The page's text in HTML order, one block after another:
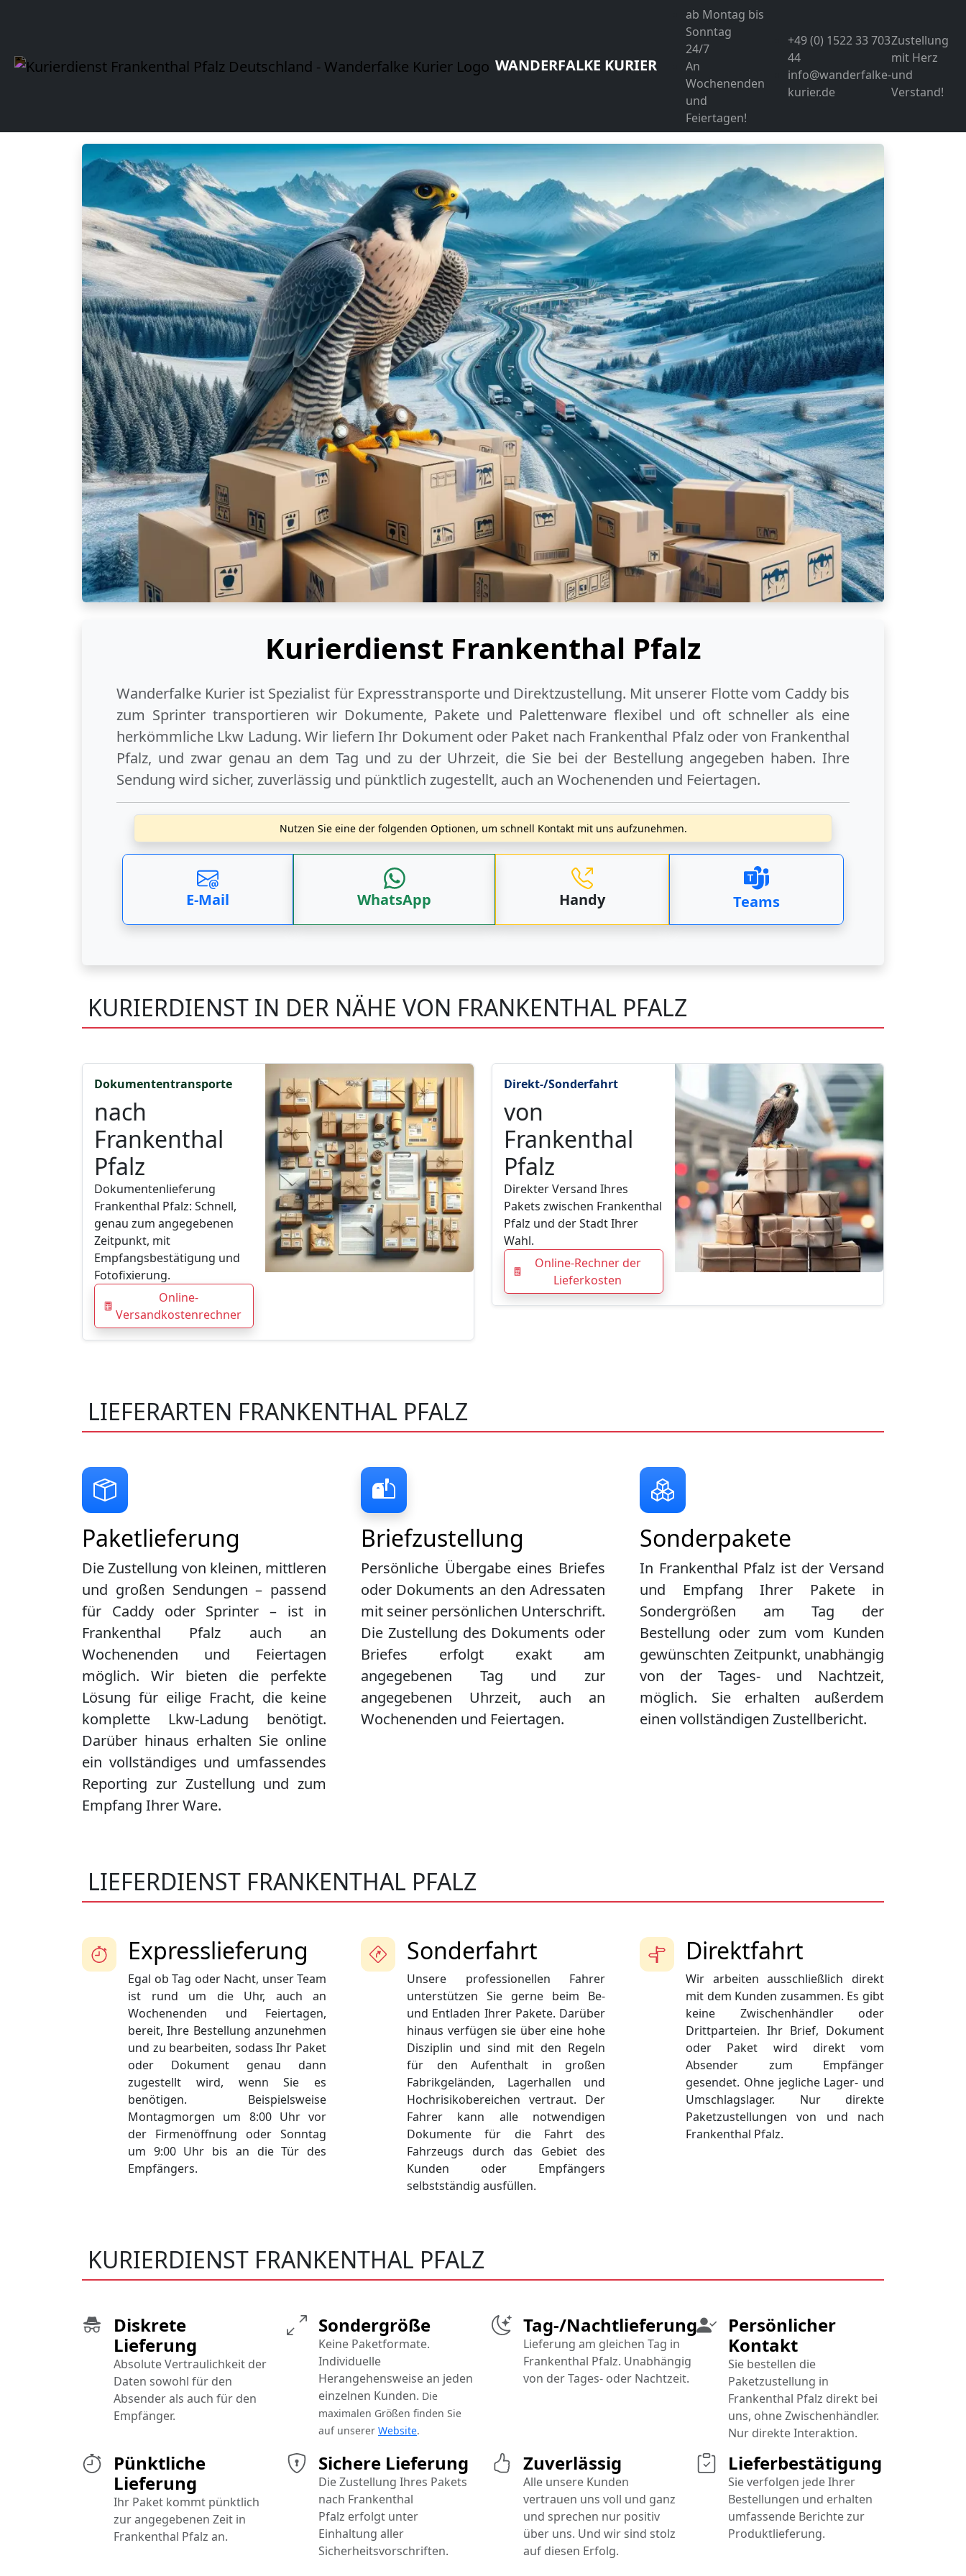
WANDERFALKE KURIER
ab Montag bis
Sonntag
24/7
An
Wochenenden
und
Feiertagen!
+49 (0) 1522 33 703
44
info@wanderfalke-
kurier.de
Zustellung
mit Herz
und
Verstand!
Kurierdienst Frankenthal Pfalz
Wanderfalke Kurier ist Spezialist für Expresstransporte und Direktzustellung. Mit unserer Flotte vom Caddy bis
zum Sprinter transportieren wir Dokumente, Pakete und Palettenware flexibel und oft schneller als eine
herkömmliche Lkw Ladung. Wir liefern Ihr Dokument oder Paket nach Frankenthal Pfalzoder von Frankenthal
Pfalz, und zwar genau an dem Tag und zu der Uhrzeit, die Sie bei der Bestellung angegeben haben. Ihre
Sendung wird sicher, zuverlässig und pünktlich zugestellt, auch an Wochenenden und Feiertagen.
Nutzen Sie eine der folgenden Optionen, um schnell Kontakt mit uns aufzunehmen.
E-Mail WhatsApp Handy Teams
KURIERDIENST IN DER NÄHE VON FRANKENTHAL PFALZ
Direkt-/Sonderfahrt
von
Frankenthal
Pfalz
Direkter Versand Ihres
Pakets zwischen Frankenthal
Pfalz und der Stadt Ihrer
Wahl.
Online-Rechner der
Lieferkosten
Dokumententransporte
nach
Frankenthal
Pfalz
Dokumentenlieferung
Frankenthal Pfalz: Schnell,
genau zum angegebenen
Zeitpunkt, mit
Empfangsbestätigung und
Fotofixierung.
Online-
Versandkostenrechner
LIEFERARTEN FRANKENTHAL PFALZ
Briefzustellung
Persönliche Übergabe eines Briefes
oder Dokuments an den Adressaten
mit seiner persönlichen Unterschrift.
Die Zustellung des Dokuments oder
Briefes erfolgt exakt am
angegebenen Tag und zur
angegebenen Uhrzeit, auch an
Wochenenden und Feiertagen.
Paketlieferung
Die Zustellung von kleinen, mittleren
und großen Sendungen – passend
für Caddy oder Sprinter – ist in
Frankenthal Pfalz auch an
Wochenenden und Feiertagen
möglich. Wir bieten die perfekte
Lösung für eilige Fracht, die keine
komplette Lkw-Ladung benötigt.
Darüber hinaus erhalten Sie online
ein vollständiges und umfassendes
Reporting zur Zustellung und zum
Empfang Ihrer Ware.
Sonderpakete
In Frankenthal Pfalz ist der Versand
und Empfang Ihrer Pakete in
Sondergrößen am Tag der
Bestellung oder zum vom Kunden
gewünschten Zeitpunkt, unabhängig
von der Tages- und Nachtzeit,
möglich. Sie erhalten außerdem
einen vollständigen Zustellbericht.
LIEFERDIENST FRANKENTHAL PFALZ
Sonderfahrt
Unsere professionellen Fahrer
unterstützen Sie gerne beim Be-
und Entladen Ihrer Pakete. Darüber
hinaus verfügen sie über eine hohe
Disziplin und sind mit den Regeln
für den Aufenthalt in großen
Fabrikgeländen, Lagerhallen und
Hochrisikobereichen vertraut. Der
Fahrer kann alle notwendigen
Dokumente für die Fahrt des
Fahrzeugs durch das Gebiet des
Kunden oder Empfängers
selbstständig ausfüllen.
Direktfahrt
Wir arbeiten ausschließlich direkt
mit dem Kunden zusammen. Es gibt
keine Zwischenhändler oder
Drittparteien. Ihr Brief, Dokument
oder Paket wird direkt vom
Absender zum Empfänger
gesendet. Ohne jegliche Lager- und
Umschlagslager. Nur direkte
Paketzustellungen von und nach
Frankenthal Pfalz.
Expresslieferung
Egal ob Tag oder Nacht, unser Team
ist rund um die Uhr, auch an
Wochenenden und Feiertagen,
bereit, Ihre Bestellung anzunehmen
und zu bearbeiten, sodass Ihr Paket
oder Dokument genau dann
zugestellt wird, wenn Sie es
benötigen. Beispielsweise
Montagmorgen um 8:00 Uhr vor
der Firmenöffnung oder Sonntag
um 9:00 Uhr bis an die Tür des
Empfängers.
KURIERDIENST FRANKENTHAL PFALZ
Pünktliche
Lieferung
Ihr Paket kommt pünktlich
zur angegebenen Zeit in
Frankenthal Pfalz an.
Sichere Lieferung
Die Zustellung Ihres Pakets
nach Frankenthal
Pfalz erfolgt unter
Einhaltung aller
Sicherheitsvorschriften.
Diskrete
Lieferung
Absolute Vertraulichkeit der
Daten sowohl für den
Absender als auch für den
Empfänger.
Tag-/Nachtlieferung
Lieferung am gleichen Tag in
Frankenthal Pfalz. Unabhängig
von der Tages- oder Nachtzeit.
Persönlicher
Kontakt
Sie bestellen die
Paketzustellung in
Frankenthal Pfalz direkt bei
uns, ohne Zwischenhändler.
Nur direkte Interaktion.
Sondergröße
Keine Paketformate.
Individuelle
Herangehensweise an jeden
einzelnen Kunden. Die
maximalen Größen finden Sie
auf unserer Website.
Lieferbestätigung
Sie verfolgen jede Ihrer
Bestellungen und erhalten
umfassende Berichte zur
Produktlieferung.
Zuverlässig
Alle unsere Kunden
vertrauen uns voll und ganz
und sprechen nur positiv
über uns. Und wir sind stolz
auf diesen Erfolg.